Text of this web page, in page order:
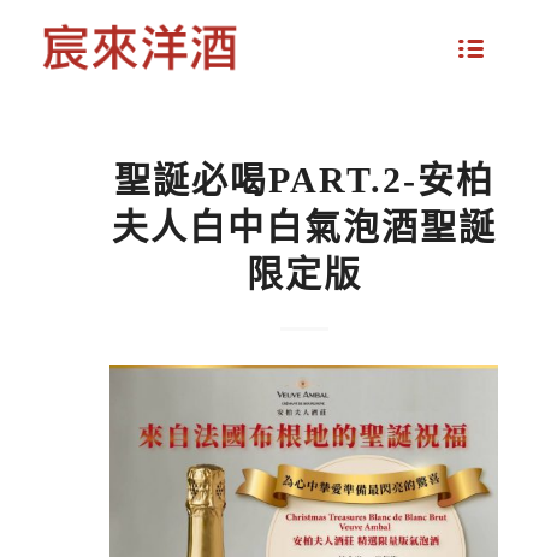
聖誕必喝PART.2-安柏
夫人白中白氣泡酒聖誕
限定版